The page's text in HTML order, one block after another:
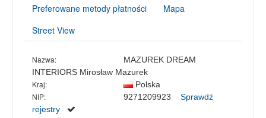
Preferowane metody płatności
Mapa
Street View
Nazwa:
MAZUREK DREAM
INTERIORS Mirosław Mazurek
Kraj: Polska
NIP: 9271209923 Sprawdź
rejestry